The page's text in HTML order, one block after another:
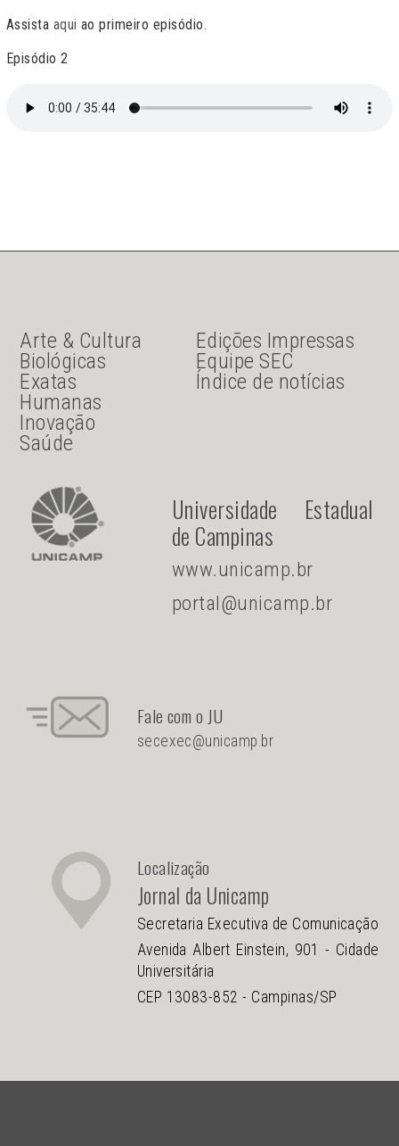
Assista aqui ao primeiro episódio.
Episódio 2
JU Menu acesso rápido
Arte & Cultura
Biológicas
Exatas
Humanas
Inovação
Saúde
JU menu sanduiche
Edições Impressas
Equipe SEC
Índice de notícias
Universidade Estadual
de Campinas
www.unicamp.br
portal@unicamp.br
Fale com o JU
secexec@unicamp.br
Localização
Jornal da Unicamp
Secretaria Executiva de Comunicação
Avenida Albert Einstein, 901 - Cidade
Universitária
CEP 13083-852 - Campinas/SP